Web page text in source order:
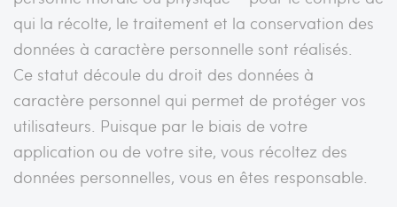
qui la récolte, le traitement et la conservation des
données à caractère personnelle sont réalisés.
Ce statut découle du droit des données à
caractère personnel qui permet de protéger vos
utilisateurs. Puisque par le biais de votre
application ou de votre site, vous récoltez des
données personnelles, vous en êtes responsable.